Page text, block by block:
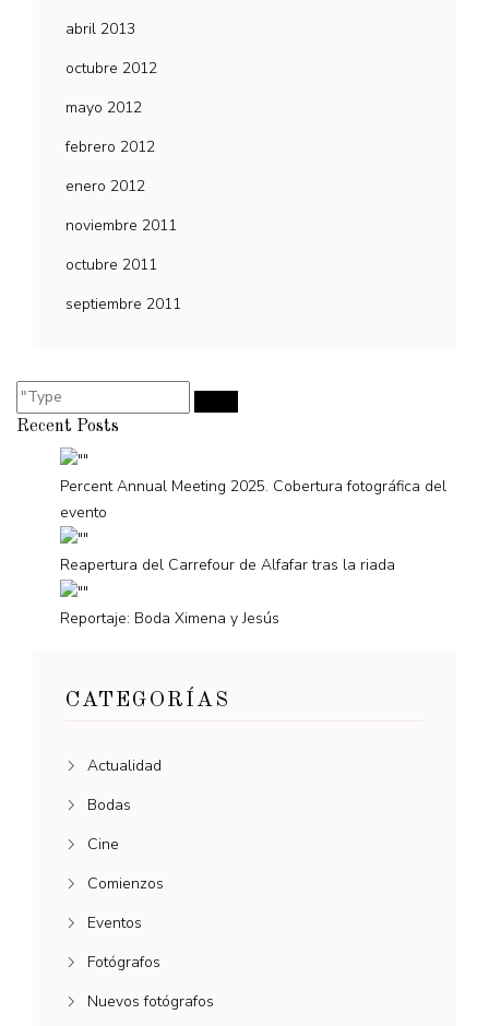
abril 2013
octubre 2012
mayo 2012
febrero 2012
enero 2012
noviembre 2011
octubre 2011
septiembre 2011
Recent Posts
Percent Annual Meeting 2025. Cobertura fotográfica del
evento
Reapertura del Carrefour de Alfafar tras la riada
Reportaje: Boda Ximena y Jesús
CATEGORÍAS
Actualidad
Bodas
Cine
Comienzos
Eventos
Fotógrafos
Nuevos fotógrafos